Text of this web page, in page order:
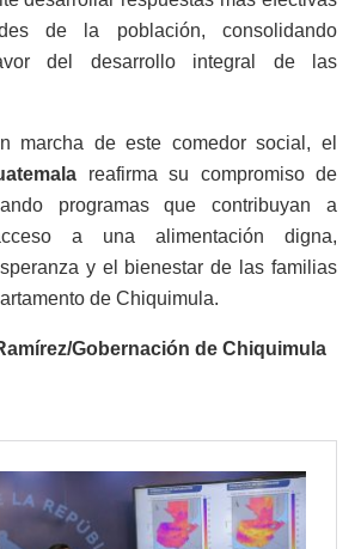
de la población, consolidando
del desarrollo integral de las
marcha de este comedor social, el
reafirma su compromiso de
programas que contribuyan a
a una alimentación digna,
y el bienestar de las familias
de Chiquimula.
Gobernación de Chiquimula